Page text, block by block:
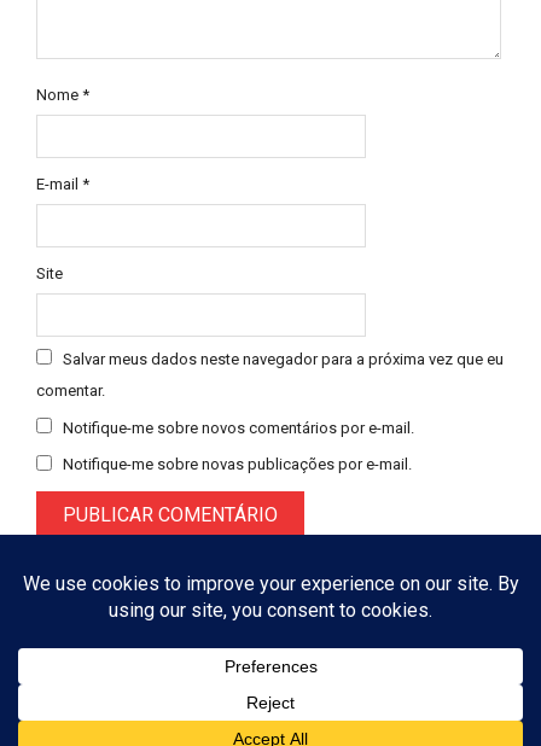
Nome *
E-mail *
Site
Salvar meus dados neste navegador para a próxima vez que eu
comentar.
Notifique-me sobre novos comentários por e-mail.
Notifique-me sobre novas publicações por e-mail.
Magazine Booster. Powered by